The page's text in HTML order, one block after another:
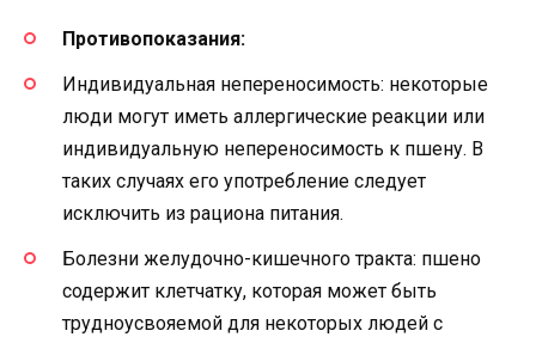
Противопоказания:
Индивидуальная непереносимость: некоторые
люди могут иметь аллергические реакции или
индивидуальную непереносимость к пшену. В
таких случаях его употребление следует
исключить из рациона питания.
Болезни желудочно-кишечного тракта: пшено
содержит клетчатку, которая может быть
трудноусвояемой для некоторых людей с